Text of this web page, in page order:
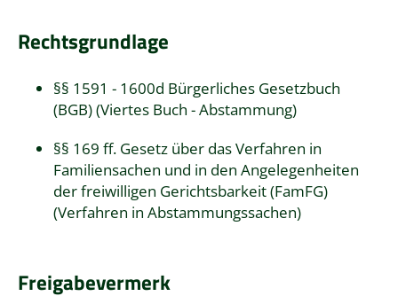
Rechtsgrundlage
§§ 1591 - 1600d Bürgerliches Gesetzbuch
(BGB) (Viertes Buch - Abstammung)
§§ 169 ff. Gesetz über das Verfahren in
Familiensachen und in den Angelegenheiten
der freiwilligen Gerichtsbarkeit (FamFG)
(Verfahren in Abstammungssachen)
Freigabevermerk